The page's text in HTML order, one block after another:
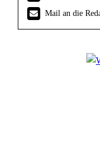
Mail an die